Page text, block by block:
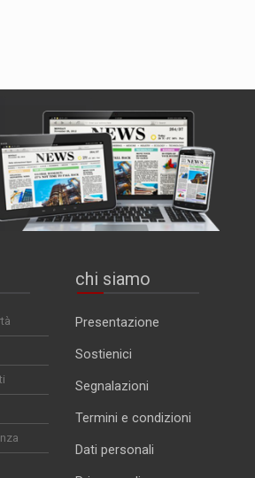
chi siamo
Presentazione
Sostienici
Segnalazioni
Termini e condizioni
Dati personali